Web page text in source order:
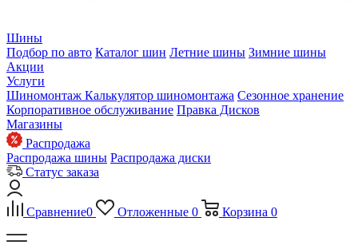
Шины
Подбор по авто Каталог шин Летние шины Зимние шины
Акции
Услуги
Шиномонтаж Калькулятор шиномонтажа Сезонное хранение
Корпоративное обслуживание Правка Дисков
Магазины
Распродажа
Распродажа шины Распродажа диски
Статус заказа
Сравнение0 Отложенные 0 Корзина 0